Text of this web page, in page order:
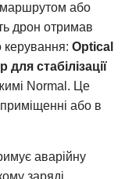
маршрутом або
дрон отримав
керування: Optical
стабілізації
Normal. Це
або в
аварійну
заряді